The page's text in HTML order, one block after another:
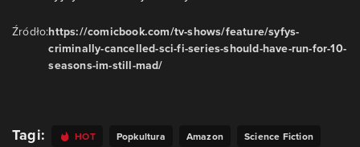
Źródło:https://comicbook.com/tv-shows/feature/syfys-
criminally-cancelled-sci-fi-series-should-have-run-for-10-
seasons-im-still-mad/
Tagi: HOT Popkultura Amazon
Science Fiction